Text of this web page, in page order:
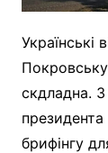
Українські
скдладна.
брифінгу